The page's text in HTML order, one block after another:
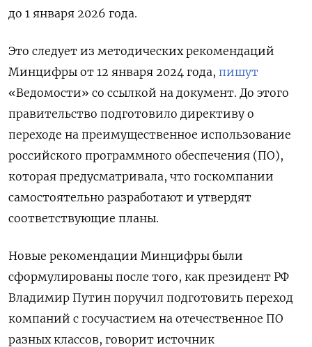
до 1 января 2026 года.
Это следует из методических рекомендаций
Минцифры от 12 января 2024 года, пишут
«Ведомости» со ссылкой на документ. До этого
правительство подготовило директиву о
переходе на преимущественное использование
российского программного обеспечения (ПО),
которая предусматривала, что госкомпании
самостоятельно разработают и утвердят
соответствующие планы.
Новые рекомендации Минцифры были
сформулированы после того, как президент РФ
Владимир Путин поручил подготовить переход
компаний с госучастием на отечественное ПО
разных классов, говорит источник